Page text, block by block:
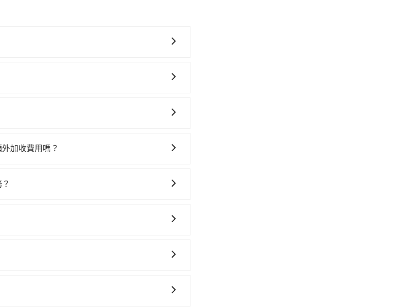
湖糖廠 (彰化縣溪湖鎮) 前往最靠近的台中高鐵
，抵達松山機場 (台北市松山區) 的目的地。全程
乘客是外地人便漫天喊價或恣意繞路。但如果全
再節省50%的交通費用。
車就是你最佳選擇。
你無法提前預約，或偏好臨時叫車，那要注意彰
溪湖糖廠到松山機場的最佳選擇。
加收費用嗎？
點屬於高海拔山區等特殊地點，就可能會需要支